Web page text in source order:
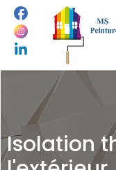
Isolation